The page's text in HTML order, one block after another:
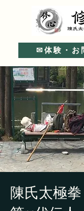
✉体験・お
陳氏太極拳